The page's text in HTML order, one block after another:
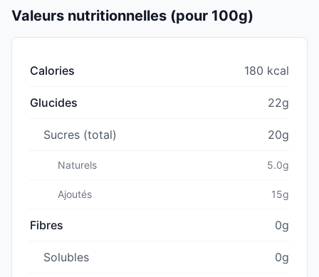
Valeurs nutritionnelles (pour 100g)
Calories 180 kcal
Glucides 22g
Sucres (total) 20g
Naturels 5.0g
Ajoutés 15g
Fibres 0g
Solubles 0g